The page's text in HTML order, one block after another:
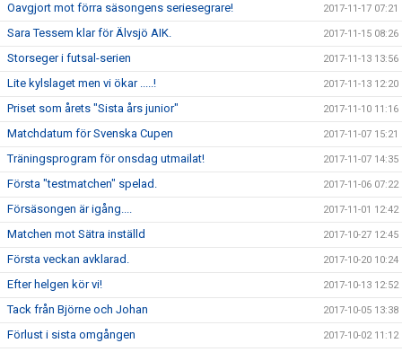
Oavgjort mot förra säsongens seriesegrare! 2017-11-17 07:21
Sara Tessem klar för Älvsjö AIK. 2017-11-15 08:26
Storseger i futsal-serien 2017-11-13 13:56
Lite kylslaget men vi ökar .....! 2017-11-13 12:20
Priset som årets "Sista års junior" 2017-11-10 11:16
Matchdatum för Svenska Cupen 2017-11-07 15:21
Träningsprogram för onsdag utmailat! 2017-11-07 14:35
Första "testmatchen" spelad. 2017-11-06 07:22
Försäsongen är igång.... 2017-11-01 12:42
Matchen mot Sätra inställd 2017-10-27 12:45
Första veckan avklarad. 2017-10-20 10:24
Efter helgen kör vi! 2017-10-13 12:52
Tack från Björne och Johan 2017-10-05 13:38
Förlust i sista omgången 2017-10-02 11:12